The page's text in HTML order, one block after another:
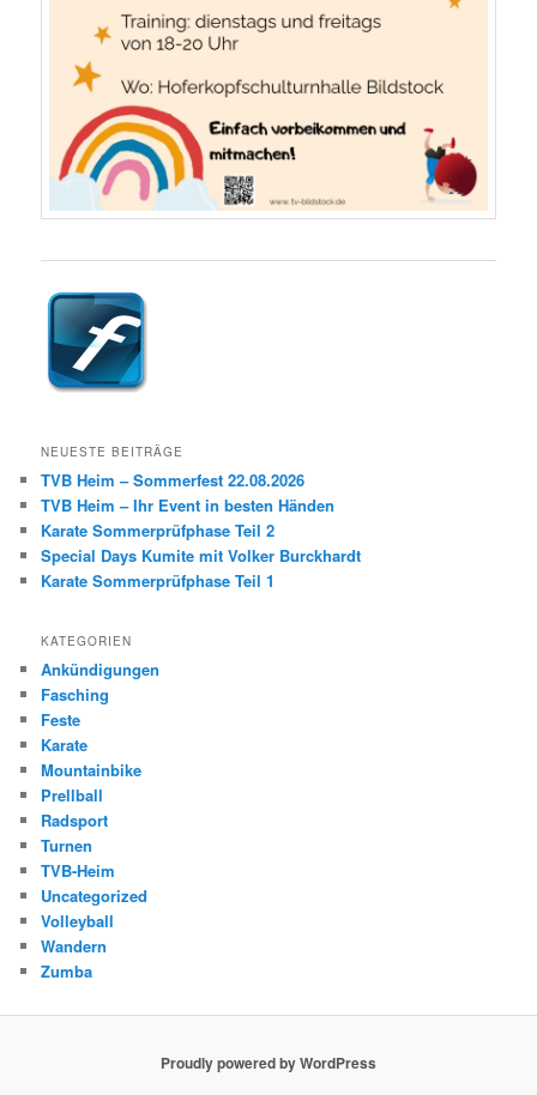
NEUESTE BEITRÄGE
TVB Heim – Sommerfest 22.08.2026
TVB Heim – Ihr Event in besten Händen
Karate Sommerprüfphase Teil 2
Special Days Kumite mit Volker Burckhardt
Karate Sommerprüfphase Teil 1
KATEGORIEN
Ankündigungen
Fasching
Feste
Karate
Mountainbike
Prellball
Radsport
Turnen
TVB-Heim
Uncategorized
Volleyball
Wandern
Zumba
Proudly powered by WordPress